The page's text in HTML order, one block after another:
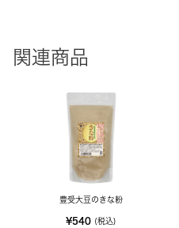
関連商品
豊受大豆のきな粉
¥540 (税込)